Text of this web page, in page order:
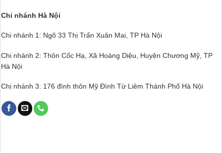
Chi nhánh Hà Nội
Chi nhánh 1: Ngõ 33 Thị Trấn Xuân Mai, TP Hà Nội
Chi nhánh 2: Thôn Cốc Hạ, Xã Hoàng Diệu, Huyện Chương Mỹ, TP
Hà Nội
Chị nhánh 3: 176 đình thôn Mỹ Đình Từ Liêm Thành Phố Hà Nội